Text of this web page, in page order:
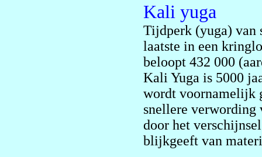
Kali yuga
Tijdperk (yuga)
laatste in een
beloopt 432 000
Kali Yuga is 5000
wordt voornamelijk
snellere verwording
door het
blijkgeeft van